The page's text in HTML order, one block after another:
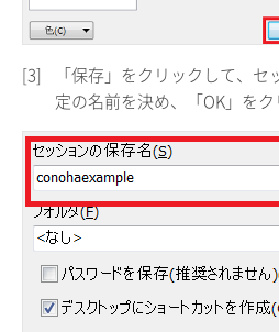
[3]
「保存」をクリックして、
定の名前を決め、「OK」をク